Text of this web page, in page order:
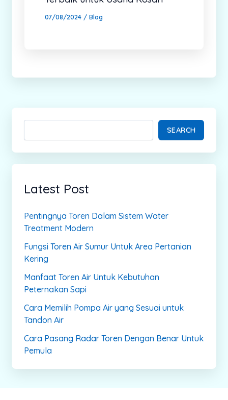
07/08/2024 / Blog
SEARCH
Latest Post
Pentingnya Toren Dalam Sistem Water
Treatment Modern
Fungsi Toren Air Sumur Untuk Area Pertanian
Kering
Manfaat Toren Air Untuk Kebutuhan
Peternakan Sapi
Cara Memilih Pompa Air yang Sesuai untuk
Tandon Air
Cara Pasang Radar Toren Dengan Benar Untuk
Pemula